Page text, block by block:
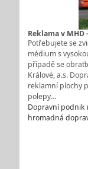
Reklama v
Potřebujete se
médium s
případě se
Králové, a.s.
reklamní plochy
polepy…
Dopravní podnik
hromadná